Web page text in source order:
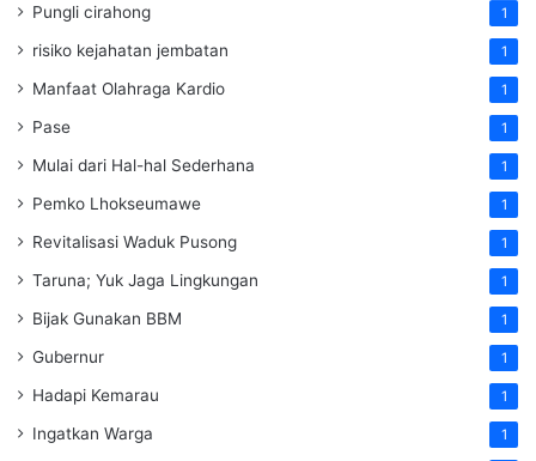
Pungli cirahong 1
risiko kejahatan jembatan 1
Manfaat Olahraga Kardio 1
Pase 1
Mulai dari Hal-hal Sederhana 1
Pemko Lhokseumawe 1
Revitalisasi Waduk Pusong 1
Taruna; Yuk Jaga Lingkungan 1
Bijak Gunakan BBM 1
Gubernur 1
Hadapi Kemarau 1
Ingatkan Warga 1